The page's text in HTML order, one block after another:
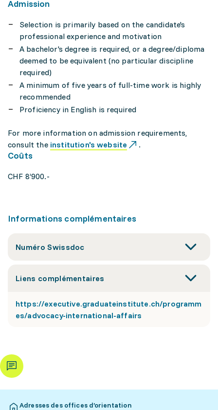
Admission
Selection is primarily based on the candidate's
professional experience and motivation
A bachelor's degree is required, or a degree/diploma
deemed to be equivalent (no particular discipline
required)
A minimum of five years of full-time work is highly
recommended
Proficiency in English is required
For more information on admission requirements,
consult the institution's website .
Coûts
CHF 8’900.-
Informations complémentaires
Numéro Swissdoc
Liens complémentaires
https://executive.graduateinstitute.ch/programm
es/advocacy-international-affairs
Adresses des offices d’orientation